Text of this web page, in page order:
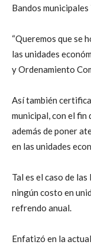
Bandos
“Queremos que se
las unidades
y Ordenamiento
Así también
municipal, con el fin
además de poner
en las unidades
Tal es el caso de
ningún costo en
refrendo anual.
Enfatizó en la